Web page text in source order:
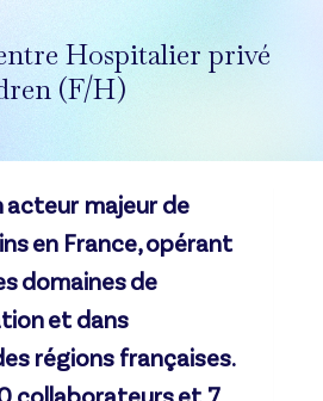
Hospitalier privé
(F/H)
acteur majeur de
en France, opérant
domaines de
et dans
régions françaises.